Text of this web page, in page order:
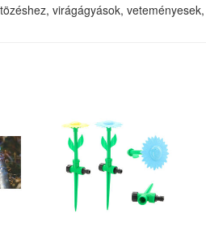
virágágyások,